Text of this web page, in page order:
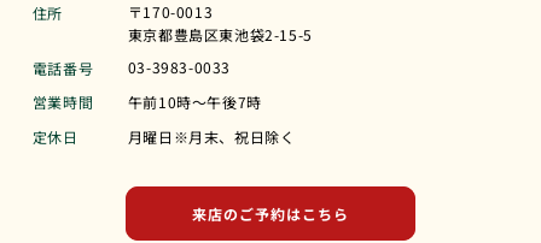
住所
〒170-0013
東京都豊島区東池袋2-15-5
電話番号
03-3983-0033
営業時間
午前10時〜午後7時
定休日
月曜日※月末、祝日除く
来店のご予約はこちら